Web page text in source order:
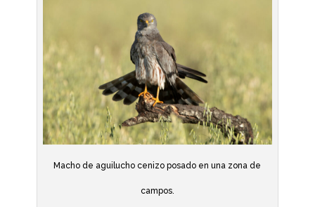
Macho de aguilucho cenizo posado en una zona de
campos.